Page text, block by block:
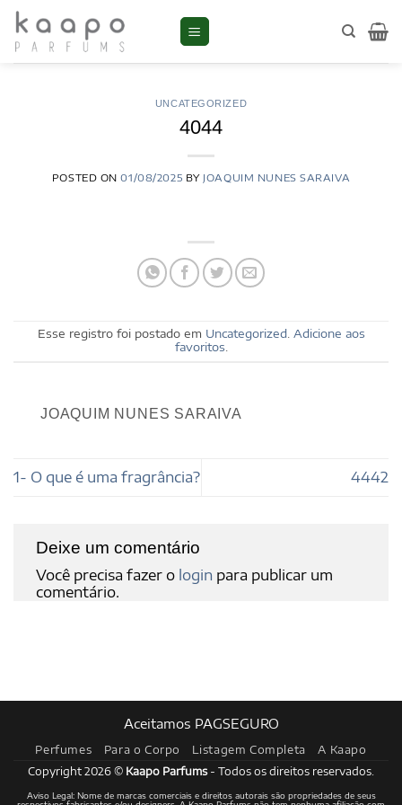
Skip
content
UNCATEGORIZED
4044
POSTED ON01/08/2025 BY JOAQUIM NUNES SARAIVA
Esse registro foi postado em Uncategorized. Adicione aos
favoritos
JOAQUIM NUNES SARAIVA
1- O que é uma fragrância? 4442
Deixe um comentário
Você precisa fazer o login para publicar um
comentário.
Aceitamos PAGSEGURO
Perfumes Para o Corpo Listagem Completa A Kaapo
Copyright 2026 © Kaapo Parfums- Todos os direitos reservados.
Aviso Legal: Nome de marcas comerciais e direitos autorais são propriedades de seus